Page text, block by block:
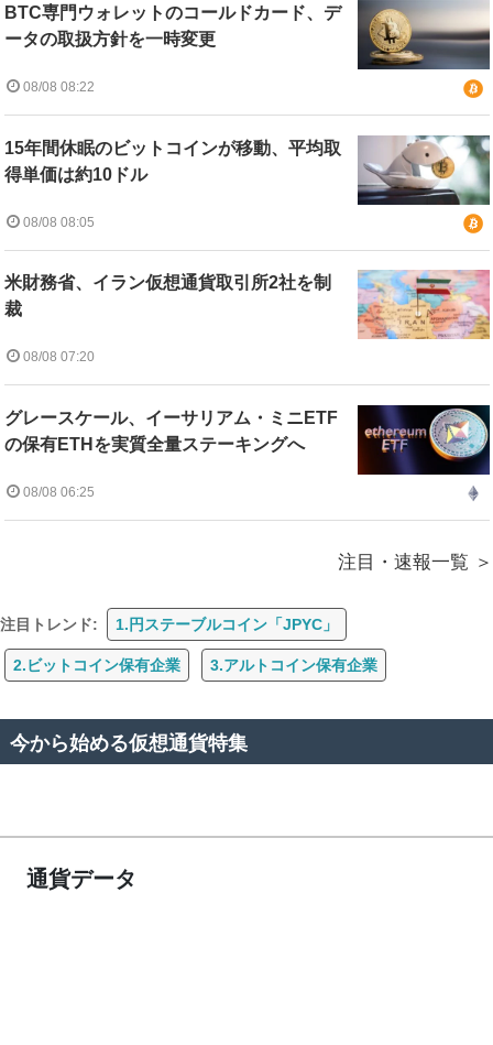
BTC専門ウォレットのコールドカード、デ
ータの取扱方針を一時変更
08/08 08:22
15年間休眠のビットコインが移動、平均取
得単価は約10ドル
08/08 08:05
米財務省、イラン仮想通貨取引所2社を制
裁
08/08 07:20
グレースケール、イーサリアム・ミニETF
の保有ETHを実質全量ステーキングへ
08/08 06:25
注目・速報一覧
注目トレンド: 1.円ステーブルコイン「JPYC」
2.ビットコイン保有企業 3.アルトコイン保有企業
今から始める仮想通貨特集
通貨データ